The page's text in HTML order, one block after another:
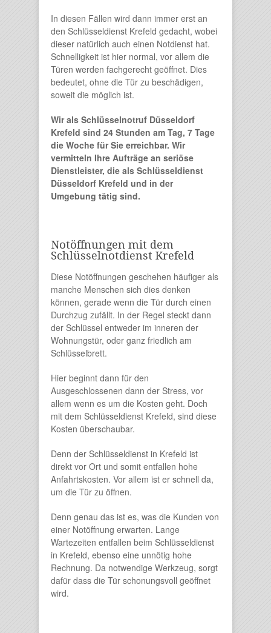
In diesen Fällen wird dann immer erst an
den Schlüsseldienst Krefeld gedacht, wobei
dieser natürlich auch einen Notdienst hat.
Schnelligkeit ist hier normal, vor allem die
Türen werden fachgerecht geöffnet. Dies
bedeutet, ohne die Tür zu beschädigen,
soweit die möglich ist.
Wir als Schlüsselnotruf Düsseldorf
Krefeld sind 24 Stunden am Tag, 7 Tage
die Woche für Sie erreichbar. Wir
vermitteln Ihre Aufträge an seriöse
Dienstleister, die als Schlüsseldienst
Düsseldorf Krefeld und in der
Umgebung tätig sind.
Notöffnungen mit dem
Schlüsselnotdienst Krefeld
Diese Notöffnungen geschehen häufiger als
manche Menschen sich dies denken
können, gerade wenn die Tür durch einen
Durchzug zufällt. In der Regel steckt dann
der Schlüssel entweder im inneren der
Wohnungstür, oder ganz friedlich am
Schlüsselbrett.
Hier beginnt dann für den
Ausgeschlossenen dann der Stress, vor
allem wenn es um die Kosten geht. Doch
mit dem Schlüsseldienst Krefeld, sind diese
Kosten überschaubar.
Denn der Schlüsseldienst in Krefeld ist
direkt vor Ort und somit entfallen hohe
Anfahrtskosten. Vor allem ist er schnell da,
um die Tür zu öffnen.
Denn genau das ist es, was die Kunden von
einer Notöffnung erwarten. Lange
Wartezeiten entfallen beim Schlüsseldienst
in Krefeld, ebenso eine unnötig hohe
Rechnung. Da notwendige Werkzeug, sorgt
dafür dass die Tür schonungsvoll geöffnet
wird.